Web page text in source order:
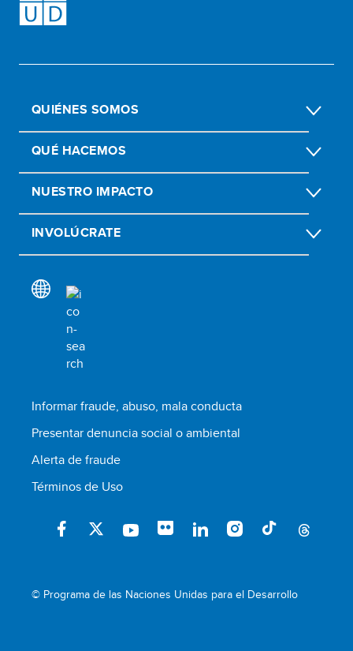
QUIÉNES SOMOS
QUÉ HACEMOS
NUESTRO IMPACTO
INVOLÚCRATE
Informar fraude, abuso, mala conducta
Presentar denuncia social o ambiental
Alerta de fraude
Términos de Uso
© Programa de las Naciones Unidas para el Desarrollo